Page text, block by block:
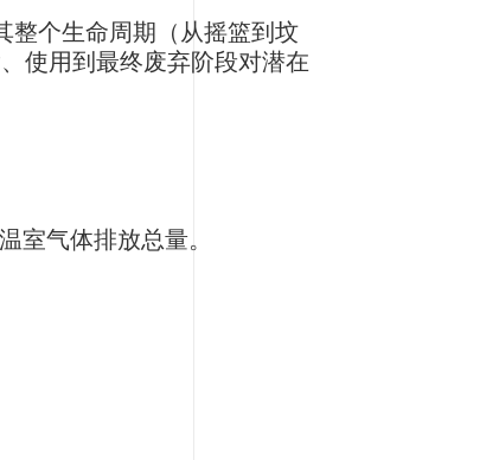
整个生命周期（从摇篮到坟
使用到最终废弃阶段对潜在
室气体排放总量。